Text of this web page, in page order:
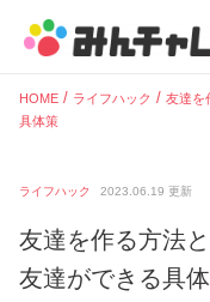
HOME ライフハック
友達を
具体策
ライフハック 2023.06.19 更新
友達を作る方法
友達ができる具